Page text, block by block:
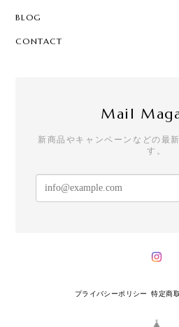
BLOG
CONTACT
Mail
新商品やキャンペーンなどの最
す。
プライバシーポリシー 特定商